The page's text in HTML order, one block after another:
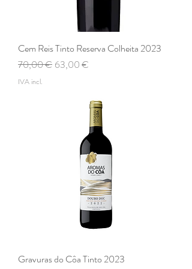
Cem Reis Tinto Reserva Colheita 2023
Preço normal
70,00 € Preço promocional
63,00 €
IVA incl.
Gravuras do Côa Tinto 2023